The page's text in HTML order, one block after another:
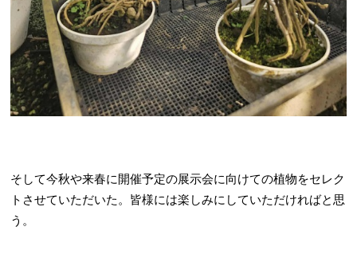
そして今秋や来春に開催予定の展示会に向けての植物をセレク
トさせていただいた。皆様には楽しみにしていただければと思
う。